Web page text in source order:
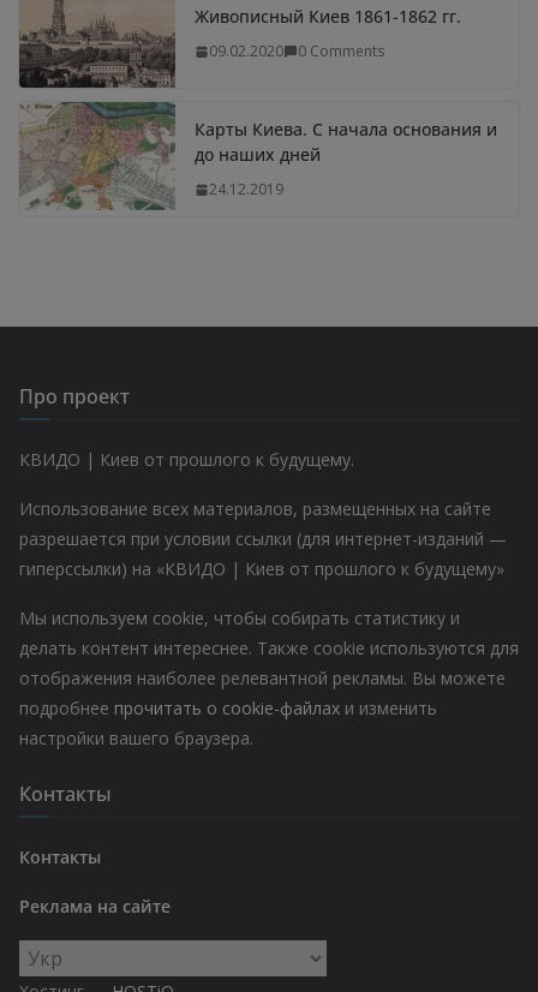
Живописный Киев 1861-1862 гг.
09.02.2020 0 Comments
Карты Киева. С начала основания и
до наших дней
24.12.2019
Про проект
КВИДО | Киев от прошлого к будущему.
Использование всех материалов, размещенных на сайте
разрешается при условии ссылки (для интернет-изданий —
гиперссылки) на «КВИДО | Киев от прошлого к будущему»
Мы используем cookie, чтобы собирать статистику и
делать контент интереснее. Также cookie используются для
отображения наиболее релевантной рекламы. Вы можете
подробнее прочитать о cookie-файлах и изменить
настройки вашего браузера.
Контакты
Контакты
Реклама на сайте
Выбрать
язык